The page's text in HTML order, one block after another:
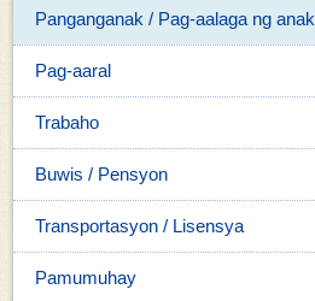
Panganganak / Pag-aalaga ng anak
Pag-aaral
Trabaho
Buwis / Pensyon
Transportasyon / Lisensya
Pamumuhay